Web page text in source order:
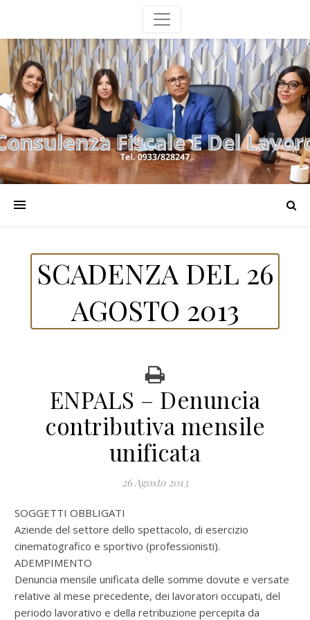
SCADENZA DEL 26
AGOSTO 2013
ENPALS – Denuncia
contributiva mensile
unificata
26 Agosto 2013
SOGGETTI OBBLIGATI
Aziende del settore dello spettacolo, di esercizio
cinematografico e sportivo (professionisti).
ADEMPIMENTO
Denuncia mensile unificata delle somme dovute e versate
relative al mese precedente, dei lavoratori occupati, del
periodo lavorativo e della retribuzione percepita da